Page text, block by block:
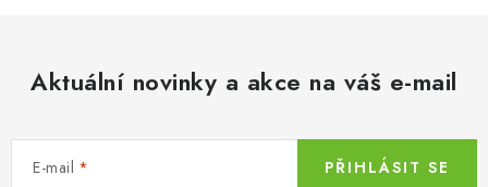
Aktuální novinky a akce na váš e-mail
E-mail PŘIHLÁSIT SE